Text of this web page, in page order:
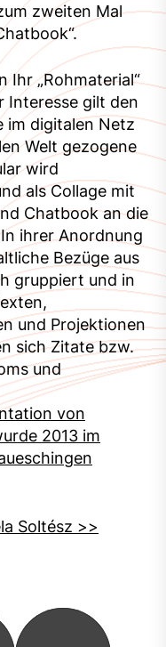
zweiten Mal
Ihr „Rohmaterial“
Interesse gilt den
im digitalen Netz
Welt gezogene
wird
als Collage mit
Chatbook an die
ihrer Anordnung
Bezüge aus
gruppiert und in
und Projektionen
sich Zitate bzw.
und
von
2013 im
Soltész >>